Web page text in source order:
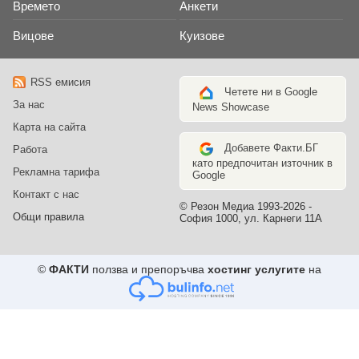
Казахстан
Най-интересните новини от
Азия
Обединени Арабски
Кризата с бежанците
Голямото преселение на
Времето Анкети
Вицове Куизове
RSS емисия
За нас
Карта на сайта
Работа
Рекламна тарифа
Контакт с нас
Общи правила
Четете ни в Google
News Showcase
Добавете Факти.БГ
като предпочитан източник в
Google
© Резон Медиа 1993-2026 -
София 1000, ул. Карнеги 11А
© ФАКТИ ползва и препоръчва хостинг услугите на